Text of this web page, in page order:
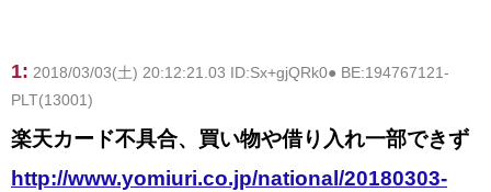
1: 2018/03/03(土) 20:12:21.03 ID:Sx+gjQRk0● BE:194767121-
PLT(13001)
楽天カード不具合、買い物や借り入れ一部できず
http://www.yomiuri.co.jp/national/20180303-